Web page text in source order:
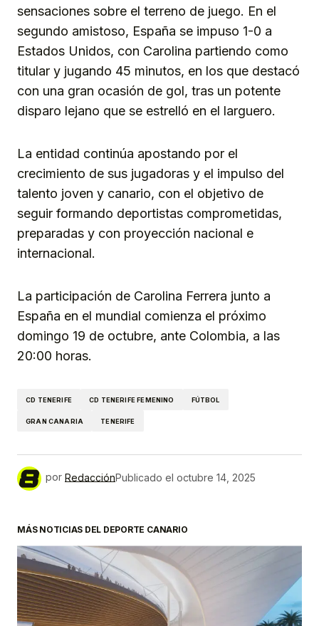
sensaciones sobre el terreno de juego. En el
segundo amistoso, España se impuso 1-0 a
Estados Unidos, con Carolina partiendo como
titular y jugando 45 minutos, en los que destacó
con una gran ocasión de gol, tras un potente
disparo lejano que se estrelló en el larguero.
La entidad continúa apostando por el
crecimiento de sus jugadoras y el impulso del
talento joven y canario, con el objetivo de
seguir formando deportistas comprometidas,
preparadas y con proyección nacional e
internacional.
La participación de Carolina Ferrera junto a
España en el mundial comienza el próximo
domingo 19 de octubre, ante Colombia, a las
20:00 horas.
CD TENERIFE CD TENERIFE FEMENINO FÚTBOL
GRAN CANARIA TENERIFE
por RedacciónPublicado el octubre 14, 2025
MÁS NOTICIAS DEL DEPORTE CANARIO